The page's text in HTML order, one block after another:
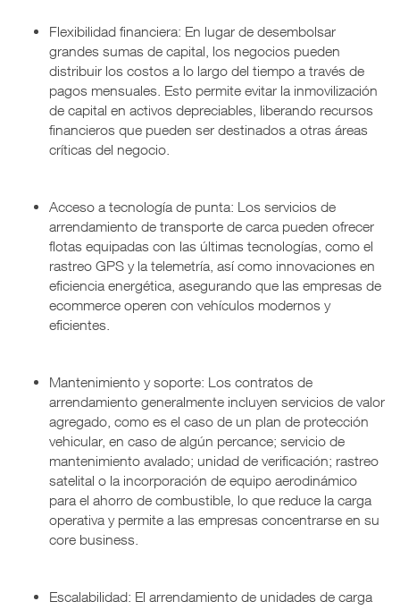
Flexibilidad financiera: En lugar de desembolsar
grandes sumas de capital, los negocios pueden
distribuir los costos a lo largo del tiempo a través de
pagos mensuales. Esto permite evitar la inmovilización
de capital en activos depreciables, liberando recursos
financieros que pueden ser destinados a otras áreas
críticas del negocio.
Acceso a tecnología de punta: Los servicios de
arrendamiento de transporte de carca pueden ofrecer
flotas equipadas con las últimas tecnologías, como el
rastreo GPS y la telemetría, así como innovaciones en
eficiencia energética, asegurando que las empresas de
ecommerce operen con vehículos modernos y
eficientes.
Mantenimiento y soporte: Los contratos de
arrendamiento generalmente incluyen servicios de valor
agregado, como es el caso de un plan de protección
vehicular, en caso de algún percance; servicio de
mantenimiento avalado; unidad de verificación; rastreo
satelital o la incorporación de equipo aerodinámico
para el ahorro de combustible, lo que reduce la carga
operativa y permite a las empresas concentrarse en su
core business.
Escalabilidad: El arrendamiento de unidades de carga